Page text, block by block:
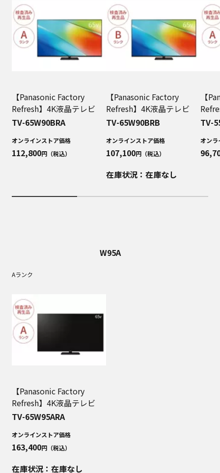
【Panasonic Factory
Refresh】4K液晶テレビ
TV-65W90BRA
オンラインストア価格
112,800円（税込）
【Panasonic Factory
Refresh】4K液晶テレビ
TV-65W90BRB
オンラインストア価格
107,100円（税込）
在庫状況：在庫なし
【
TV-
オンラ
W95A
Aランク
【Panasonic Factory
Refresh】4K液晶テレビ
TV-65W95ARA
オンラインストア価格
163,400円（税込）
在庫状況：在庫なし